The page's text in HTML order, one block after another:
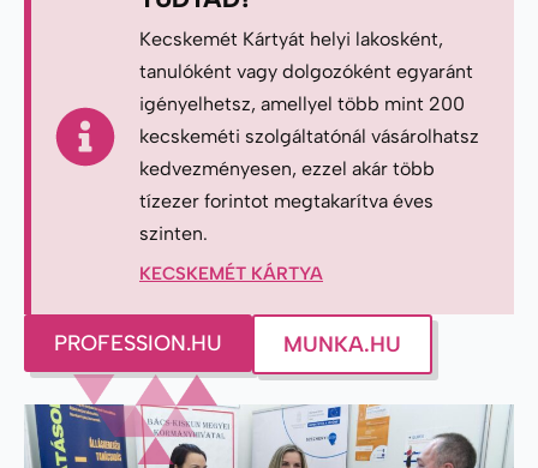
Kecskemét Kártyát helyi lakosként,
tanulóként vagy dolgozóként egyaránt
igényelhetsz, amellyel több mint 200
kecskeméti szolgáltatónál vásárolhatsz
kedvezményesen, ezzel akár több
tízezer forintot megtakarítva éves
szinten.
KECSKEMÉT KÁRTYA
PROFESSION.HU MUNKA.HU